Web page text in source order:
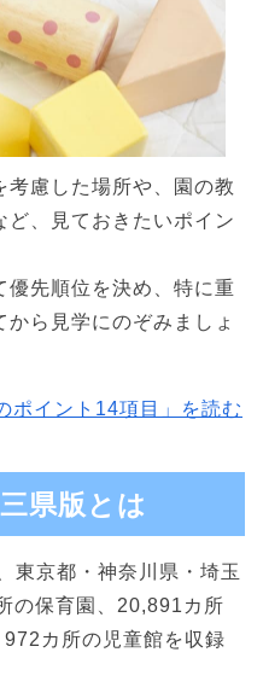
慮した場所や、園の教
、見ておきたいポイン
優先順位を決め、特に重
ら見学にのぞみましょ
ポイント14項目」を読む
県版とは
東京都・神奈川県・埼玉
の保育園、20,891カ所
カ所の児童館を収録